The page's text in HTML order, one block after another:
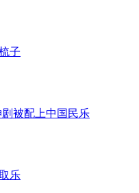
车翻车
植树
子
被配上中国民乐
乐